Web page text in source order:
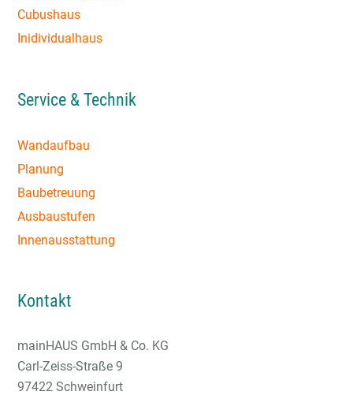
Cubushaus
Inidividualhaus
Service & Technik
Wandaufbau
Planung
Baubetreuung
Ausbaustufen
Innenausstattung
Kontakt
mainHAUS GmbH & Co. KG
Carl-Zeiss-Straße 9
97422 Schweinfurt